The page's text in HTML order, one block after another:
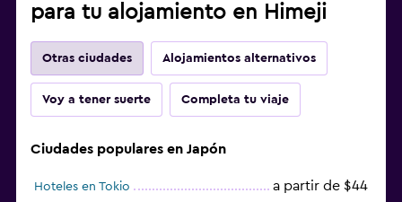
para tu alojamiento en Himeji
Otras ciudades Alojamientos alternativos
Voy a tener suerte Completa tu viaje
Ciudades populares en Japón
Hoteles en Tokio a partir de $44